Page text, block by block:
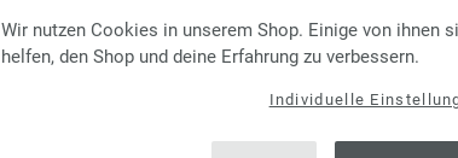
Wir nutzen Cookies in unserem Shop. Einige von ihnen
helfen, den Shop und deine Erfahrung zu verbessern.
Individuelle